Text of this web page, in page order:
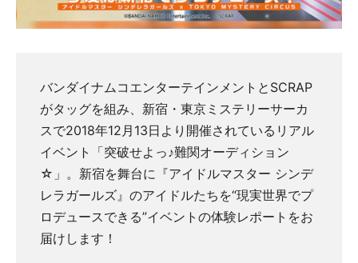
バンダイナムコエンターテインメントとSCRAP
がタッグを組み、新宿・東京ミステリーサーカ
スで2018年12月13日より開催されているリアル
イベント「突破せよっ♪難関オーディション
☆」。新宿を舞台に『アイドルマスター シンデ
レラガールズ』のアイドルたちを“現実世界でプ
ロデュースできる”イベントの体験レポートをお
届けします！